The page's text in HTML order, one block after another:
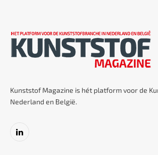
Kunststof Magazine is hét platform voor de
Nederland en België.
LinkedIn